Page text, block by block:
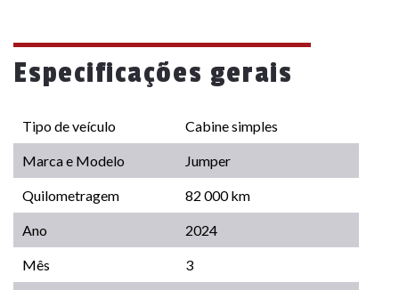
Especificações gerais
Tipo de veículo Cabine simples
Marca e Modelo Jumper
Quilometragem 82 000 km
Ano 2024
Mês 3